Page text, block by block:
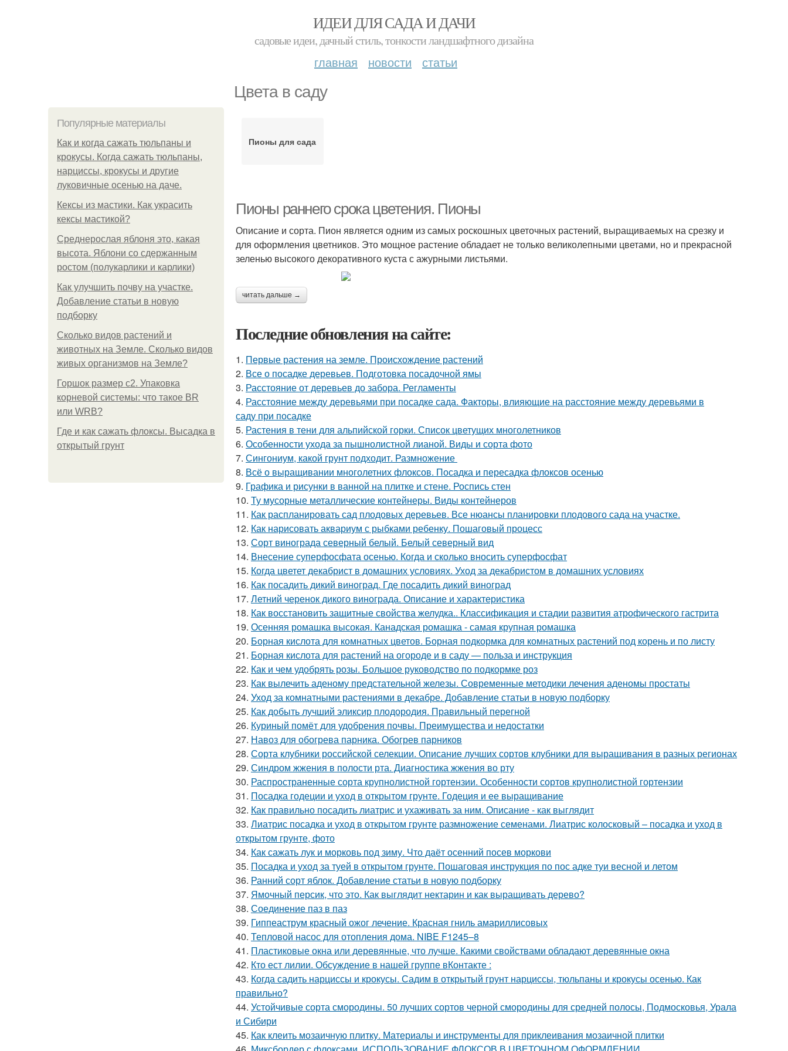
ИДЕИ ДЛЯ САДА И ДАЧИ
садовые идеи, дачный стиль, тонкости ландшафтного дизайна
главная новости статьи
Цвета в саду
Популярные материалы
Как и когда сажать тюльпаны и
крокусы. Когда сажать тюльпаны,
нарциссы, крокусы и другие
луковичные осенью на даче.
Кексы из мастики. Как украсить
кексы мастикой?
Среднерослая яблоня это, какая
высота. Яблони со сдержанным
ростом (полукарлики и карлики)
Как улучшить почву на участке.
Добавление статьи в новую
подборку
Сколько видов растений и
животных на Земле. Сколько видов
живых организмов на Земле?
Горшок размер с2. Упаковка
корневой системы: что такое BR
или WRB?
Где и как сажать флоксы. Высадка в
открытый грунт
Пионы для сада
Пионы раннего срока цветения. Пионы
Описание и сорта. Пион является одним из самых роскошных цветочных растений, выращиваемых на срезку и
для оформления цветников. Это мощное растение обладает не только великолепными цветами, но и прекрасной
зеленью высокого декоративного куста с ажурными листьями.
читать дальше →
Последние обновления на сайте:
1. Первые растения на земле. Происхождение растений
2. Все о посадке деревьев. Подготовка посадочной ямы
3. Расстояние от деревьев до забора. Регламенты
4. Расстояние между деревьями при посадке сада. Факторы, влияющие на расстояние между деревьями в
саду при посадке
5. Растения в тени для альпийской горки. Список цветущих многолетников
6. Особенности ухода за пышнолистной лианой. Виды и сорта фото
7. Сингониум, какой грунт подходит. Размножение
8. Всё о выращивании многолетних флоксов. Посадка и пересадка флоксов осенью
9. Графика и рисунки в ванной на плитке и стене. Роспись стен
10. Ту мусорные металлические контейнеры. Виды контейнеров
11. Как распланировать сад плодовых деревьев. Все нюансы планировки плодового сада на участке.
12. Как нарисовать аквариум с рыбками ребенку. Пошаговый процесс
13. Сорт винограда северный белый. Белый северный вид
14. Внесение суперфосфата осенью. Когда и сколько вносить суперфосфат
15. Когда цветет декабрист в домашних условиях. Уход за декабристом в домашних условиях
16. Как посадить дикий виноград. Где посадить дикий виноград
17. Летний черенок дикого винограда. Описание и характеристика
18. Как восстановить защитные свойства желудка.. Классификация и стадии развития атрофического гастрита
19. Осенняя ромашка высокая. Канадская ромашка - самая крупная ромашка
20. Борная кислота для комнатных цветов. Борная подкормка для комнатных растений под корень и по листу
21. Борная кислота для растений на огороде и в саду — польза и инструкция
22. Как и чем удобрять розы. Большое руководство по подкормке роз
23. Как вылечить аденому предстательной железы. Современные методики лечения аденомы простаты
24. Уход за комнатными растениями в декабре. Добавление статьи в новую подборку
25. Как добыть лучший эликсир плодородия. Правильный перегной
26. Куриный помёт для удобрения почвы. Преимущества и недостатки
27. Навоз для обогрева парника. Обогрев парников
28. Сорта клубники российской селекции. Описание лучших сортов клубники для выращивания в разных регионах
29. Синдром жжения в полости рта. Диагностика жжения во рту
30. Распространенные сорта крупнолистной гортензии. Особенности сортов крупнолистной гортензии
31. Посадка годеции и уход в открытом грунте. Годеция и ее выращивание
32. Как правильно посадить лиатрис и ухаживать за ним. Описание - как выглядит
33. Лиатрис посадка и уход в открытом грунте размножение семенами. Лиатрис колосковый – посадка и уход в
открытом грунте, фото
34. Как сажать лук и морковь под зиму. Что даёт осенний посев моркови
35. Посадка и уход за туей в открытом грунте. Пошаговая инструкция по пос адке туи весной и летом
36. Ранний сорт яблок. Добавление статьи в новую подборку
37. Ямочный персик, что это. Как выглядит нектарин и как выращивать дерево?
38. Соединение паз в паз
39. Гиппеаструм красный ожог лечение. Красная гниль амариллисовых
40. Тепловой насос для отопления дома. NIBE F1245–8
41. Пластиковые окна или деревянные, что лучше. Какими свойствами обладают деревянные окна
42. Кто ест лилии. Обсуждение в нашей группе вКонтакте :
43. Когда садить нарциссы и крокусы. Садим в открытый грунт нарциссы, тюльпаны и крокусы осенью. Как
правильно?
44. Устойчивые сорта смородины. 50 лучших сортов черной смородины для средней полосы, Подмосковья, Урала
и Сибири
45. Как клеить мозаичную плитку. Материалы и инструменты для приклеивания мозаичной плитки